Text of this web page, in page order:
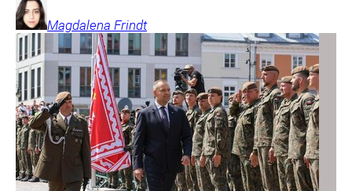
Magdalena Frindt